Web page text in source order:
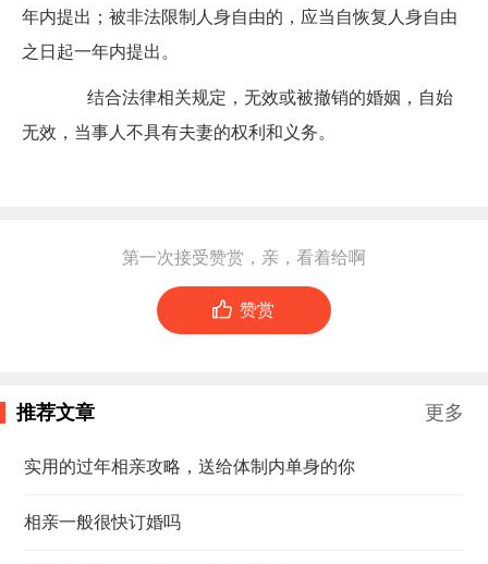
年内提出；被非法限制人身自由的，应当自恢复人身自由
之日起一年内提出。
结合法律相关规定，无效或被撤销的婚姻，自始
无效，当事人不具有夫妻的权利和义务。
第一次接受赞赏，亲，看着给啊
 赞赏
推荐文章 更多
实用的过年相亲攻略，送给体制内单身的你
相亲一般很快订婚吗